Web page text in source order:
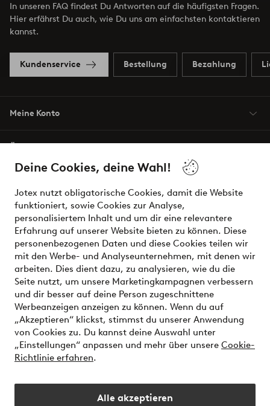
Deine Cookies, deine Wahl!
Jotex nutzt obligatorische Cookies, damit die Website
funktioniert, sowie Cookies zur Analyse,
personalisiertem Inhalt und um dir eine relevantere
Erfahrung auf unserer Website bieten zu können. Diese
personenbezogenen Daten und diese Cookies teilen wir
mit den Werbe- und Analyseunternehmen, mit denen wir
arbeiten. Dies dient dazu, zu analysieren, wie du die
Seite nutzt, um unsere Marketingkampagnen verbessern
und dir besser auf deine Person zugeschnittene
Werbeanzeigen anzeigen zu können. Wenn du auf
„Akzeptieren“ klickst, stimmst du unserer Anwendung
von Cookies zu. Du kannst deine Auswahl unter
„Einstellungen“ anpassen und mehr über unsere Cookie-
Richtlinie erfahren.
Alle akzeptieren
In unseren FAQ findest Du Antworten auf die häufigsten Fragen.
Hier erfährst Du auch, wie Du uns am einfachsten kontaktieren
kannst.
Kundenservice Bestellung Bezahlung
Meine Konto
Bedingungen
Sichere Zahlungen - Jetzt bezahlen oder aufteilen
Möchtest du mehr über unsere
Zahlungsmöglichkeitenerfahren?